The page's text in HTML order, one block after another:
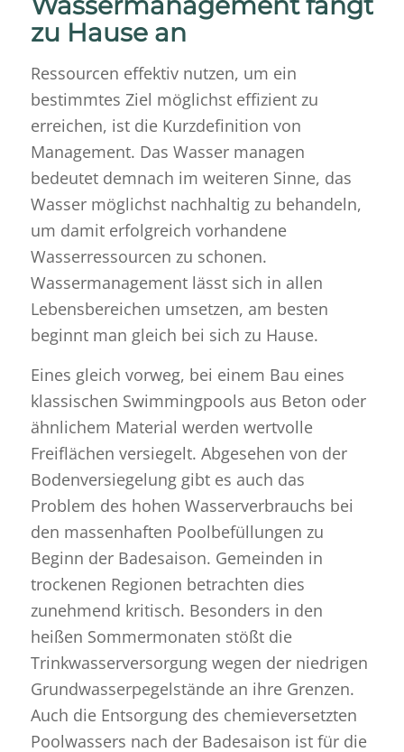
zu Hause an
Ressourcen effektiv nutzen, um ein
bestimmtes Ziel möglichst effizient zu
erreichen, ist die Kurzdefinition von
Management. Das Wasser managen
bedeutet demnach im weiteren Sinne, das
Wasser möglichst nachhaltig zu behandeln,
um damit erfolgreich vorhandene
Wasserressourcen zu schonen.
Wassermanagement lässt sich in allen
Lebensbereichen umsetzen, am besten
beginnt man gleich bei sich zu Hause.
Eines gleich vorweg, bei einem Bau eines
klassischen Swimmingpools aus Beton oder
ähnlichem Material werden wertvolle
Freiflächen versiegelt. Abgesehen von der
Bodenversiegelung gibt es auch das
Problem des hohen Wasserverbrauchs bei
den massenhaften Poolbefüllungen zu
Beginn der Badesaison. Gemeinden in
trockenen Regionen betrachten dies
zunehmend kritisch. Besonders in den
heißen Sommermonaten stößt die
Trinkwasserversorgung wegen der niedrigen
Grundwasserpegelstände an ihre Grenzen.
Auch die Entsorgung des chemieversetzten
Poolwassers nach der Badesaison ist für die